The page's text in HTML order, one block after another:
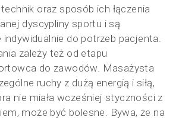
oraz sposób ich łączenia
dyscypliny sportu i są
do potrzeb pacjenta.
zależy też od etapu
do zawodów. Masażysta
ruchy z dużą energią i siłą,
nie miała wcześniej styczności z
może być bolesne. Bywa, że na